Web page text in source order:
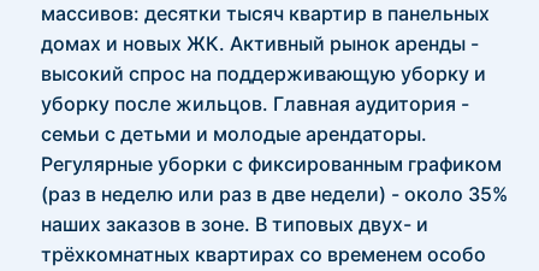
массивов: десятки тысяч квартир в панельных
домах и новых ЖК. Активный рынок аренды -
высокий спрос на поддерживающую уборку и
уборку после жильцов. Главная аудитория -
семьи с детьми и молодые арендаторы.
Регулярные уборки с фиксированным графиком
(раз в неделю или раз в две недели) - около 35%
наших заказов в зоне. В типовых двух- и
трёхкомнатных квартирах со временем особо